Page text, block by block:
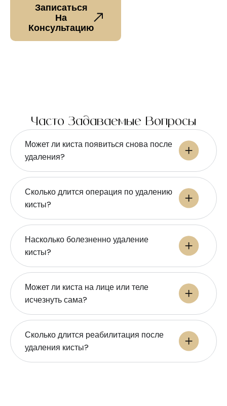
Записаться
На
Консультацию
Часто Задаваемые Вопросы
Может ли киста появиться снова после
удаления?
Сколько длится операция по удалению
кисты?
Насколько болезненно удаление
кисты?
Может ли киста на лице или теле
исчезнуть сама?
Сколько длится реабилитация после
удаления кисты?